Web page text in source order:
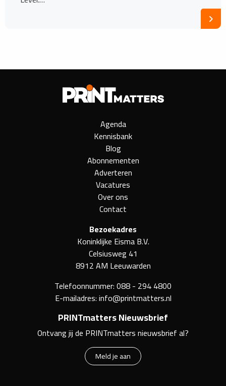
Agenda
Kennisbank
Blog
Abonnementen
Adverteren
Vacatures
Over ons
Contact
Bezoekadres
Koninklijke Eisma B.V.
Celsiusweg 41
8912 AM Leeuwarden
Telefoonnummer:088 - 294 4800
E-mailadres:info@printmatters.nl
PRINTmatters Nieuwsbrief
Ontvang jij de PRINTmatters nieuwsbrief al?
Meld je aan